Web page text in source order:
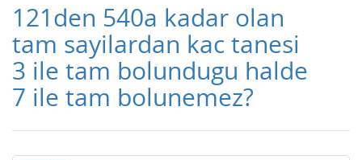
121den 540a kadar olan
tam sayilardan kac tanesi
3 ile tam bolundugu halde
7 ile tam bolunemez?